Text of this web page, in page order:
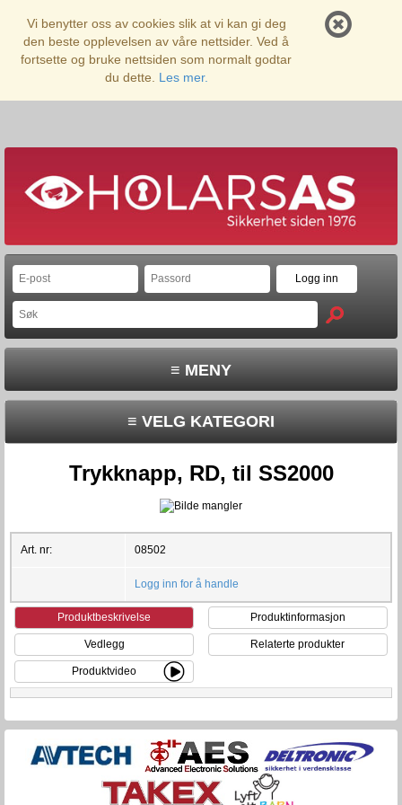
Vi benytter oss av cookies slik at vi kan gi deg
den beste opplevelsen av våre nettsider. Ved å
fortsette og bruke nettsiden som normalt godtar
du dette. Les mer.
≡ MENY
≡ VELG KATEGORI
Trykknapp, RD, til SS2000
Art. nr: 08502
Logg inn for å handle
Produktbeskrivelse Produktinformasjon
Vedlegg Relaterte produkter
Produktvideo